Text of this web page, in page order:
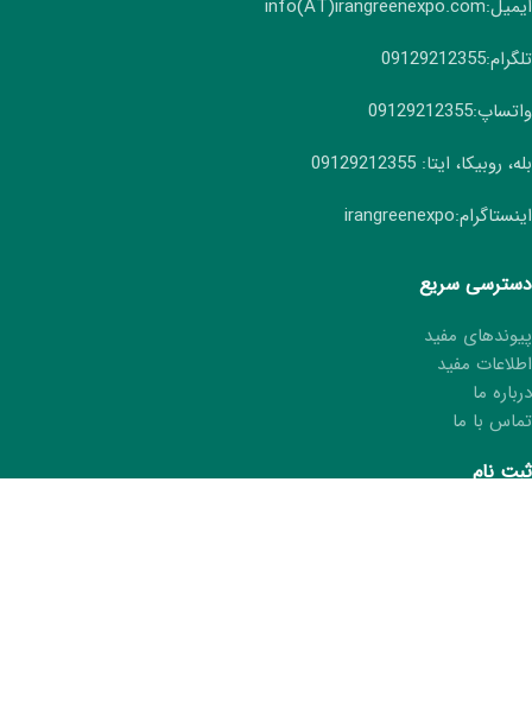
ایمیل:info(AT)irangreenexpo.com
تلگرام:09129212355
واتساپ:09129212355
بله، روبیکا، ایتا: 09129212355
اینستاگرام:irangreenexpo
دسترسی سریع
پیوندهای مفید
اطلاعات مفید
درباره ما
تماس با ما
ثبت نام